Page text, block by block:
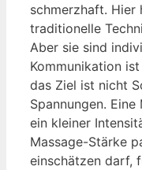
schmerzhaft. Hier
traditionelle
Aber sie sind
Kommunikation
das Ziel ist nicht
Spannungen.
ein kleiner
Massage-Stärke
einschätzen darf,